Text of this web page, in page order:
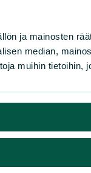
ja mainosten
median,
muihin tietoihin,